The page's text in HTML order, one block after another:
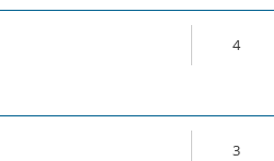
4
3